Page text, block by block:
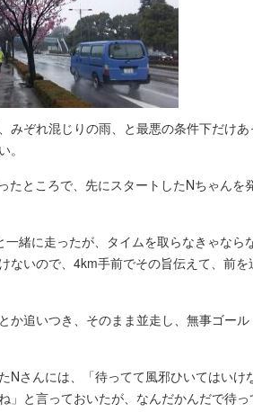
みぞれ混じりの雨、と最悪の条件下だけあ
。
たところで、先にスタートしたNちゃんを
緒に走ったが、タイムを取らなきゃなら
ないので、4km手前でその旨伝えて、前を
か追いつき、そのまま並走し、無事ゴール
Nさんには、「待ってて風邪ひいてはいけ
」と言っておいたが、なんだかんだで待っ